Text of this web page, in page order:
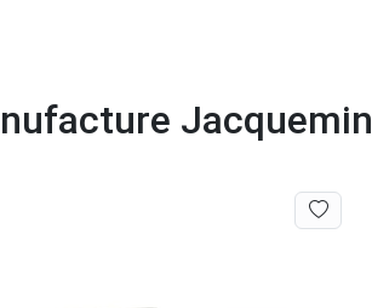
Jacquemin